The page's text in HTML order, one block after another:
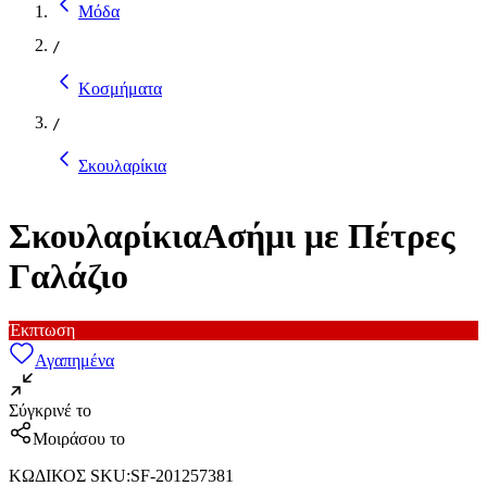
Μόδα
/
Κοσμήματα
/
Σκουλαρίκια
ΣκουλαρίκιαΑσήμι με Πέτρες
Γαλάζιο
Έκπτωση
Αγαπημένα
Σύγκρινέ το
Μοιράσου το
ΚΩΔΙΚΟΣ SKU:SF-201257381